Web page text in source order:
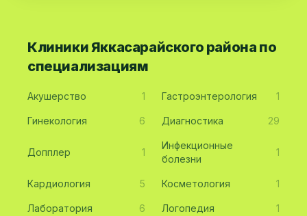
Клиники Яккасарайского района по
специализациям
Акушерство 1 Гастроэнтерология 1
Гинекология 6 Диагностика 29
Допплер 1
Инфекционные
болезни
1
Кардиология 5 Косметология 1
Лаборатория 6 Логопедия 1